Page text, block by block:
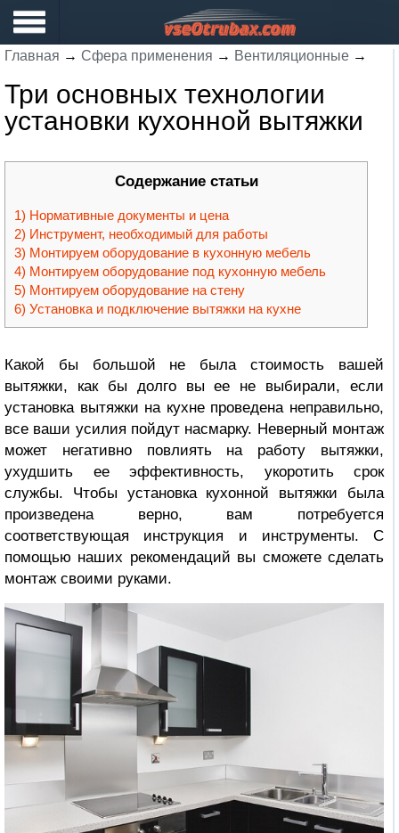
Главная → Сфера применения → Вентиляционные →
Три основных технологии
установки кухонной вытяжки
Содержание статьи
Нормативные документы и цена
Инструмент, необходимый для работы
Монтируем оборудование в кухонную мебель
Монтируем оборудование под кухонную мебель
Монтируем оборудование на стену
Установка и подключение вытяжки на кухне
Какой бы большой не была стоимость вашей
вытяжки, как бы долго вы ее не выбирали, если
установка вытяжки на кухне проведена неправильно,
все ваши усилия пойдут насмарку. Неверный монтаж
может негативно повлиять на работу вытяжки,
ухудшить ее эффективность, укоротить срок
службы. Чтобы установка кухонной вытяжки была
произведена верно, вам потребуется
соответствующая инструкция и инструменты. С
помощью наших рекомендаций вы сможете сделать
монтаж своими руками.